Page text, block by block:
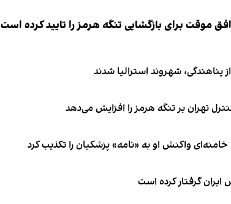
موقت برای بازگشایی تنگه هرمز را تایید کرده است
تهران بر تنگه هرمز را افزایش می‌دهد
واکنش او به «نامه» پزشکیان را تکذیب کرد
ایران گرفتار کرده است